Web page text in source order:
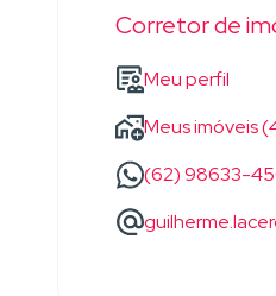
Corretor de
Meu perfil
Meus imóveis
(62) 98633-